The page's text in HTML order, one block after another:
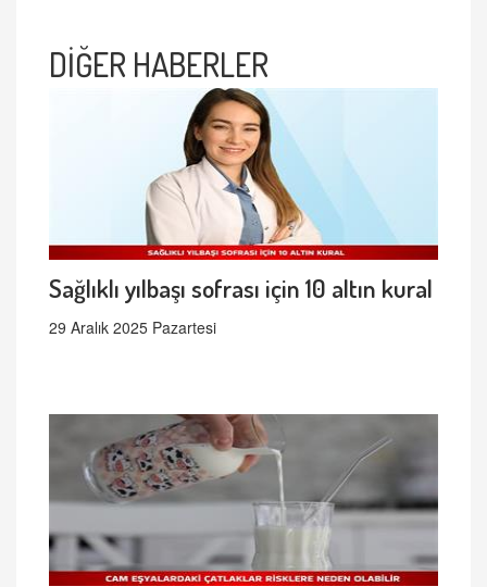
DİĞER HABERLER
Sağlıklı yılbaşı sofrası için 10 altın kural
29 Aralık 2025 Pazartesi